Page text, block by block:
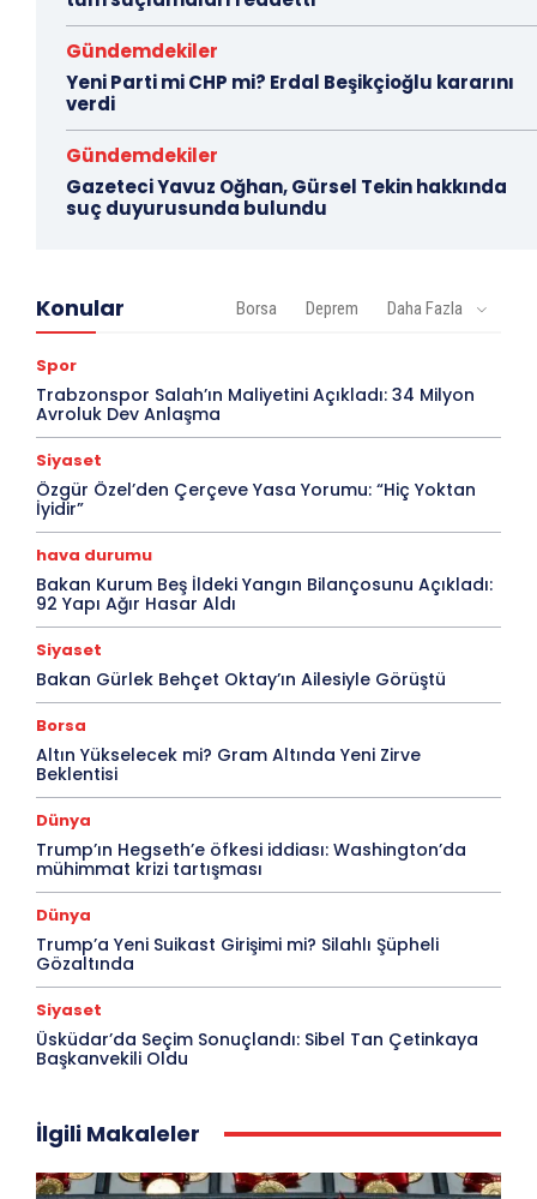
Gündemdekiler
Yeni Parti mi CHP mi? Erdal Beşikçioğlu kararını
verdi
Gündemdekiler
Gazeteci Yavuz Oğhan, Gürsel Tekin hakkında
suç duyurusunda bulundu
Konular Borsa Deprem Daha Fazla
Spor
Trabzonspor Salah’ın Maliyetini Açıkladı: 34 Milyon
Avroluk Dev Anlaşma
Siyaset
Özgür Özel’den Çerçeve Yasa Yorumu: “Hiç Yoktan
İyidir”
hava durumu
Bakan Kurum Beş İldeki Yangın Bilançosunu Açıkladı:
92 Yapı Ağır Hasar Aldı
Siyaset
Bakan Gürlek Behçet Oktay’ın Ailesiyle Görüştü
Borsa
Altın Yükselecek mi? Gram Altında Yeni Zirve
Beklentisi
Dünya
Trump’ın Hegseth’e öfkesi iddiası: Washington’da
mühimmat krizi tartışması
Dünya
Trump’a Yeni Suikast Girişimi mi? Silahlı Şüpheli
Gözaltında
Siyaset
Üsküdar’da Seçim Sonuçlandı: Sibel Tan Çetinkaya
Başkanvekili Oldu
İlgili Makaleler